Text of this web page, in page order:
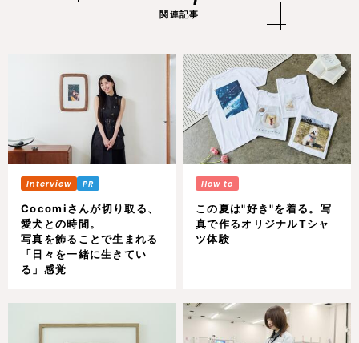
関連記事
Cocomiさんが切り取る、
愛犬との時間。
写真を飾ることで生まれる
「日々を一緒に生きてい
る」感覚
この夏は"好き"を着る。写
真で作るオリジナルTシャ
ツ体験